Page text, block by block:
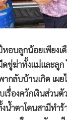
อบลูกน้อยเพียง
ขู่ฆ่าทั้งแม่และลูก
กลับบ้านเกิด เผ
รื่องควักเงินส่วน
น้ำตาโดนสามีทำ